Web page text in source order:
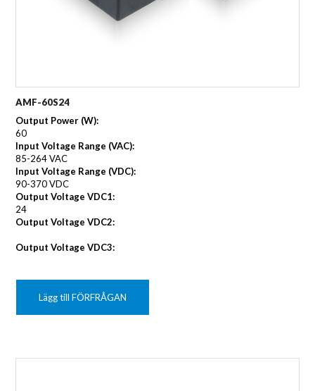
AMF-60S24
Output Power (W):
60
Input Voltage Range (VAC):
85-264 VAC
Input Voltage Range (VDC):
90-370 VDC
Output Voltage VDC1:
24
Output Voltage VDC2:
Output Voltage VDC3:
Lägg till FÖRFRÅGAN